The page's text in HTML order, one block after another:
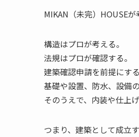
MIKAN（未完）HOUSE
構造はプロが考える。
法規はプロが確認する。
建築確認申請を前提にする
基礎や設置、防水、設備
そのうえで、内装や仕上
つまり、建築として成立